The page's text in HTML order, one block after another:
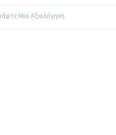
Μια Αξιολόγηση